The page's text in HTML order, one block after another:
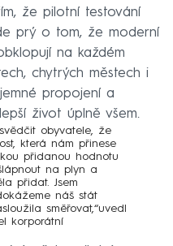
že pilotní testování
prý o tom, že moderní
na každém
chytrých městech i
propojení a
život úplně všem.
obyvatele, že
která nám přinese
přidanou hodnotu
na plyn a
přidat. Jsem
náš stát
směřovat,“uvedl
korporátní